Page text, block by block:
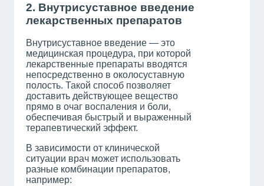
2. Внутрисуставное введение
лекарственных препаратов
Внутрисуставное введение — это
медицинская процедура, при которой
лекарственные препараты вводятся
непосредственно в околосуставную
полость. Такой способ позволяет
доставить действующее вещество
прямо в очаг воспаления и боли,
обеспечивая быстрый и выраженный
терапевтический эффект.
В зависимости от клинической
ситуации врач может использовать
разные комбинации препаратов,
например: